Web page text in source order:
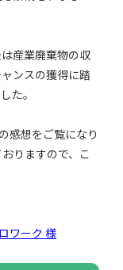
産業廃棄物の収
ンスの獲得に踏
た。
感想をご覧になり
りますので、こ
ワーク 様